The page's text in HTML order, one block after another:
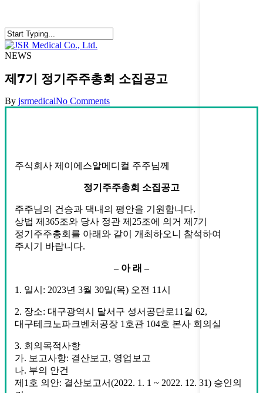
main
content
Close
Search
Menu
NEWS
제7기 정기주주총회 소집공고
By jsrmedicalNo Comments
주식회사 제이에스알메디컬 주주님께
정기주주총회 소집공고
주주님의 건승과 댁내의 평안을 기원합니다.
상법 제365조와 당사 정관 제25조에 의거 제7기
정기주주총회를 아래와 같이 개최하오니 참석하여
주시기 바랍니다.
– 아 래 –
1. 일시: 2023년 3월 30일(목) 오전 11시
2. 장소: 대구광역시 달서구 성서공단로11길 62,
대구테크노파크벤처공장 1호관 104호 본사 회의실
3. 회의목적사항
가. 보고사항: 결산보고, 영업보고
나. 부의 안건
제1호 의안: 결산보고서(2022. 1. 1 ~ 2022. 12. 31) 승인의